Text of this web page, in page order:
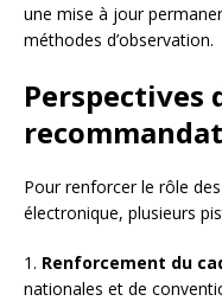
une mise à jour
méthodes d’observation.
Perspectives
Pour renforcer le rôle
électronique, plusieurs
1. Renforcement du
nationales et de